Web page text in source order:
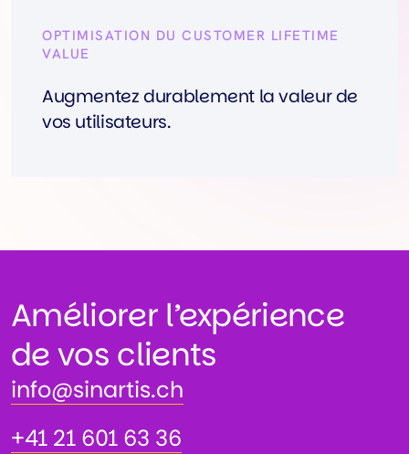
OPTIMISATION DU CUSTOMER LIFETIME
VALUE
Augmentez durablement la valeur de
vos utilisateurs.
Améliorer l’expérience
de vos clients
info@sinartis.ch
info@sinartis.ch
+41 21 601 63 36
+41 21 601 63 36